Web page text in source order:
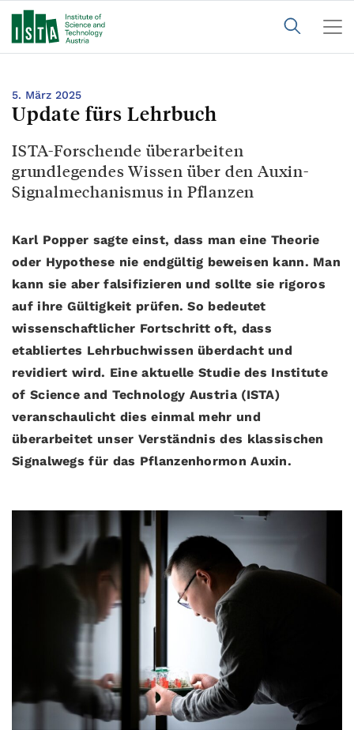
5. März 2025
Update fürs Lehrbuch
ISTA-Forschende überarbeiten
grundlegendes Wissen über den Auxin-
Signalmechanismus in Pflanzen
Karl Popper sagte einst, dass man eine Theorie
oder Hypothese nie endgültig beweisen kann. Man
kann sie aber falsifizieren und sollte sie rigoros
auf ihre Gültigkeit prüfen. So bedeutet
wissenschaftlicher Fortschritt oft, dass
etabliertes Lehrbuchwissen überdacht und
revidiert wird. Eine aktuelle Studie des Institute
of Science and Technology Austria (ISTA)
veranschaulicht dies einmal mehr und
überarbeitet unser Verständnis des klassischen
Signalwegs für das Pflanzenhormon Auxin.